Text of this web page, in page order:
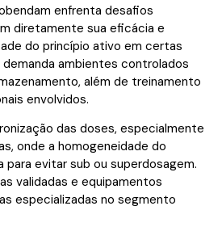
enfrenta desafios
diretamente sua eficácia e
do princípio ativo em certas
ambientes controlados
além de treinamento
envolvidos.
das doses, especialmente
onde a homogeneidade do
evitar sub ou superdosagem.
validadas e equipamentos
especializadas no segmento